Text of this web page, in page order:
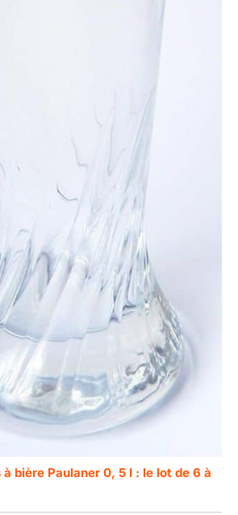
bière Paulaner 0, 5 l : le lot de 6 à